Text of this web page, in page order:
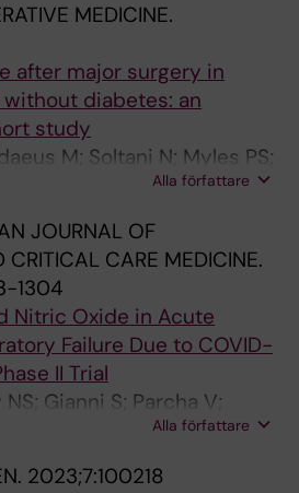
MEDICINE.
after major surgery in
diabetes: an
study
M; Soltani N; Myles PS;
Alla författare
JOURNAL OF
CRITICAL CARE MEDICINE.
1304
Nitric Oxide in Acute
Failure Due to COVID-
II Trial
Gianni S; Parcha V;
BS; Tornberg D; Wall O;
Akeju O; Bittner EA; Bose
Alla författare
2023;7:100218